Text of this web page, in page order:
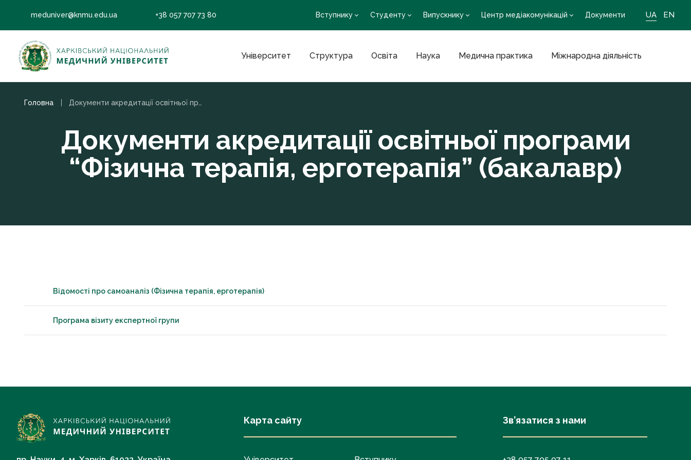
meduniver@knmu.edu.ua +38 057 707 73 80 Вступнику Студенту Випускнику Центр медіакомунікацій Документи UA EN
Університет Структура Освіта Наука Медична практика Міжнародна діяльність
Головна
Документи акредитації освітньої програми
“Фізична терапія, ерготерапія” (бакалавр)
Відомості про самоаналіз (Фізична терапія, ерготерапія)
Програма візиту експертної групи
Карта сайту Зв’язатися з нами